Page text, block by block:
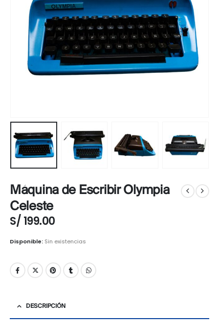
Máquina de Escribir Olympia
Celeste
S/ 199.00
Disponible: Sin existencias
DESCRIPCIÓN